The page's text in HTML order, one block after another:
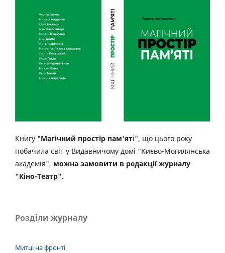
Книгу "Магічний простір пам'яті", що цього року
побачила світ у Видавничому домі "Києво-Могилянська
академія", можна замовити в редакції журналу
"Кіно-Театр".
Розділи журналу
Митці на фронті